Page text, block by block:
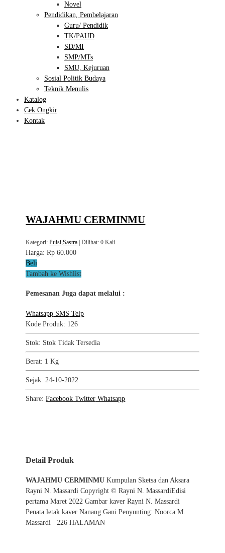
Novel
Pendidikan, Pembelajaran
Guru/ Pendidik
TK/PAUD
SD/MI
SMP/MTs
SMU, Kejuruan
Sosial Politik Budaya
Teknik Menulis
Katalog
Cek Ongkir
Kontak
WAJAHMU CERMINMU
Kategori:Puisi,Sastra | Dilihat: 0 Kali
Harga:Rp 60.000
Beli
Tambah ke Wishlist
Pemesanan Juga dapat melalui :
Whatsapp SMS Telp
Kode Produk: 126
Stok: Stok Tidak Tersedia
Berat: 1 Kg
Sejak: 24-10-2022
Share:Facebook Twitter Whatsapp
Detail Produk
WAJAHMU CERMINMU Kumpulan Sketsa dan Aksara
Rayni N. Massardi Copyright © Rayni N. MassardiEdisi
pertama Maret 2022 Gambar kaver Rayni N. Massardi
Penata letak kaver Nanang Gani Penyunting: Noorca M.
Massardi 226 HALAMAN